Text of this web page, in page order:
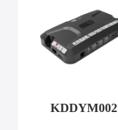
KDDYM002